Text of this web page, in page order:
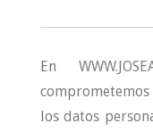
En
los datos